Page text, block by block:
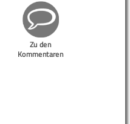
Zu den
Kommentaren